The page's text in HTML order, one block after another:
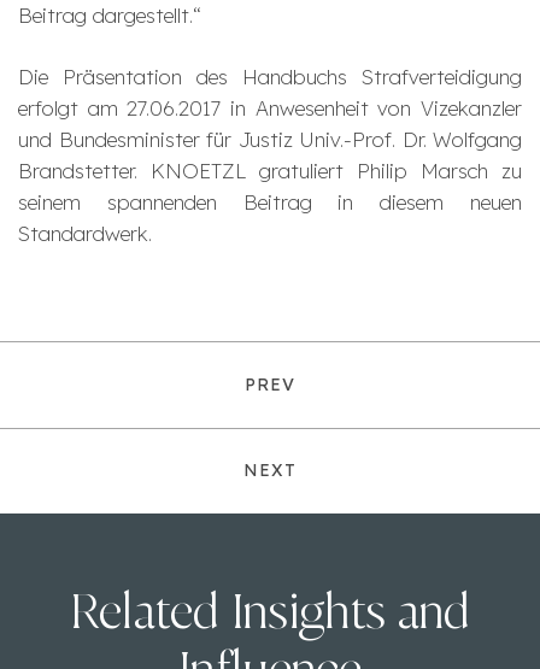
Beitrag dargestellt.“
Die Präsentation des Handbuchs Strafverteidigung
erfolgt am 27.06.2017 in Anwesenheit von Vizekanzler
und Bundesminister für Justiz Univ.-Prof. Dr. Wolfgang
Brandstetter. KNOETZL gratuliert Philip Marsch zu
seinem spannenden Beitrag in diesem neuen
Standardwerk.
PREV
NEXT
Related Insights and